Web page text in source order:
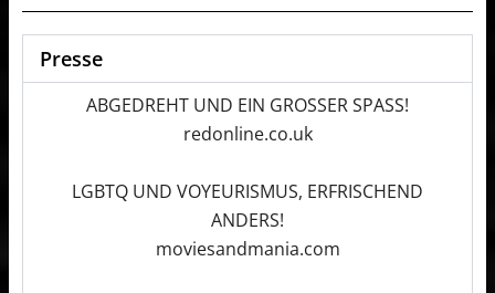
Presse
ABGEDREHT UND EIN GROSSER SPASS!
redonline.co.uk
LGBTQ UND VOYEURISMUS, ERFRISCHEND
ANDERS!
moviesandmania.com